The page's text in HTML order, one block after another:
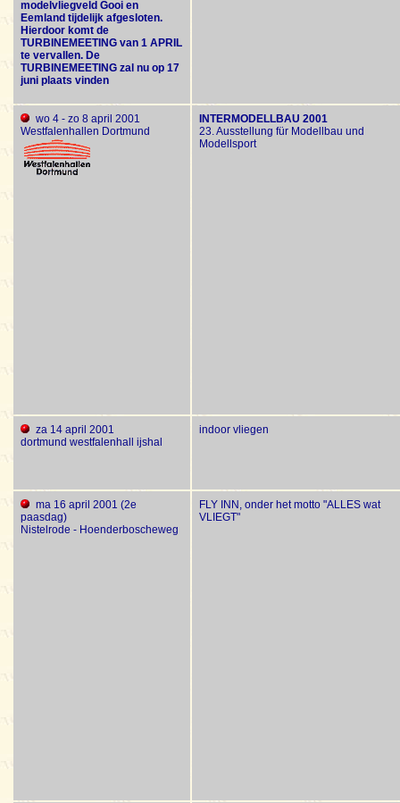
modelvliegveld Gooi en
Eemland tijdelijk afgesloten.
Hierdoor komt de
TURBINEMEETING van 1 APRIL
te vervallen. De
TURBINEMEETING zal nu op 17
juni plaats vinden
wo 4 - zo 8 april 2001
Westfalenhallen Dortmund
INTERMODELLBAU 2001
23. Ausstellung für Modellbau und
Modellsport
za 14 april 2001
dortmund westfalenhall ijshal
indoor vliegen
ma 16 april 2001 (2e
paasdag)
Nistelrode - Hoenderboscheweg
FLY INN, onder het motto "ALLES wat
VLIEGT"